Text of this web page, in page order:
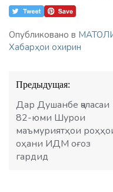
Опубликовано в
Хабарҳои охирин
Навигация
по
записям
Предыдущая:
Дар Душанбе ҷаласаи
82-юми Шурои
маъмуриятҳои
оҳани ИДМ оғоз
гардид